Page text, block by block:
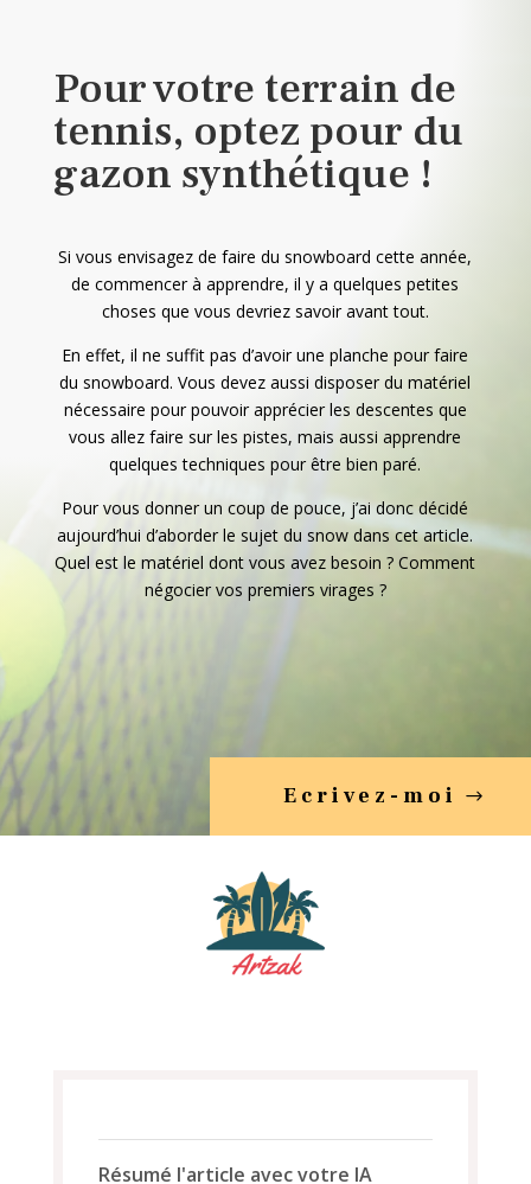
Pour votre terrain de
tennis, optez pour du
gazon synthétique !
Si vous envisagez de faire du snowboard cette année,
de commencer à apprendre, il y a quelques petites
choses que vous devriez savoir avant tout.
En effet, il ne suffit pas d’avoir une planche pour faire
du snowboard. Vous devez aussi disposer du matériel
nécessaire pour pouvoir apprécier les descentes que
vous allez faire sur les pistes, mais aussi apprendre
quelques techniques pour être bien paré.
Pour vous donner un coup de pouce, j’ai donc décidé
aujourd’hui d’aborder le sujet du snow dans cet article.
Quel est le matériel dont vous avez besoin ? Comment
négocier vos premiers virages ?
Ecrivez-moi
Résumé l'article avec votre IA